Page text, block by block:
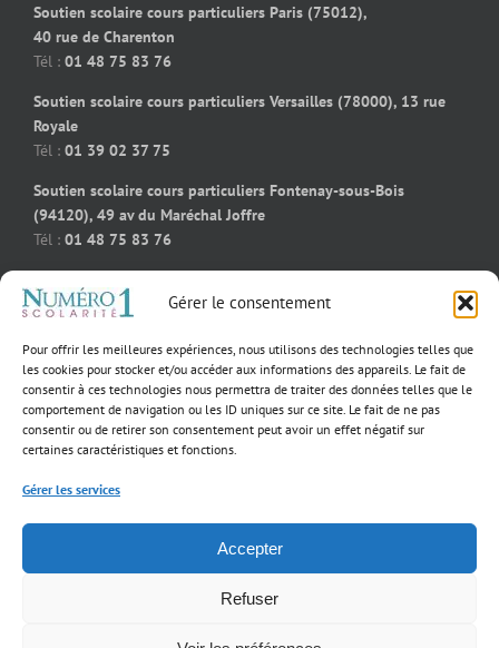
Gérer le consentement
Pour offrir les meilleures expériences, nous utilisons des technologies telles que
les cookies pour stocker et/ou accéder aux informations des appareils. Le fait de
consentir à ces technologies nous permettra de traiter des données telles que le
comportement de navigation ou les ID uniques sur ce site. Le fait de ne pas
consentir ou de retirer son consentement peut avoir un effet négatif sur
certaines caractéristiques et fonctions.
Gérer les services
Accepter
Refuser
Soutien scolaire cours particuliers Paris (75012),
40 rue de Charenton
Tél : 01 48 75 83 76
Soutien scolaire cours particuliers Versailles (78000), 13 rue
Royale
Tél : 01 39 02 37 75
Soutien scolaire cours particuliers Fontenay-sous-Bois
(94120), 49 av du Maréchal Joffre
Tél : 01 48 75 83 76
rue des bourguignons
Soutien scolaire cours particuliers Massy (91300), 55 rue
Jeanne D’Arc
Tél :01 39 02 60 23
Copyright 2017 Numéro 1 Scolarité | Tous droits réservés |
×
finaliste du Prix